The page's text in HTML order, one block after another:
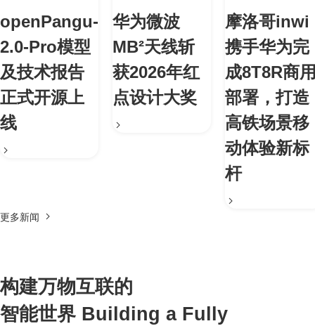
openPangu-
2.0-Pro模型
及技术报告
正式开源上
线
华为微波
MB²天线斩
获2026年红
点设计大奖
摩洛哥inwi
携手华为完
成8T8R商
部署，打造
高铁场景移
动体验新标
杆
更多新闻
构建万物互联的
智能世界 Building a Fully